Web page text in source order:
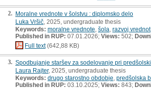
2. Moralne vrednote v šolstvu : diplomsko delo
Luka Vršič , 2025, undergraduate thesis
Keywords: moralne vrednote šola razvoj vrednot,
Published in RUP: 07.01.2026; Views: 502;
Full text(642,88 KB)
3. Spodbujanje staršev za sodelovanje pri
Laura Rajter, 2025, undergraduate thesis
Keywords: drugo starostno obdobje predšolska
Published in RUP: 03.10.2025; Views: 843;